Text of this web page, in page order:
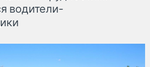
водители-